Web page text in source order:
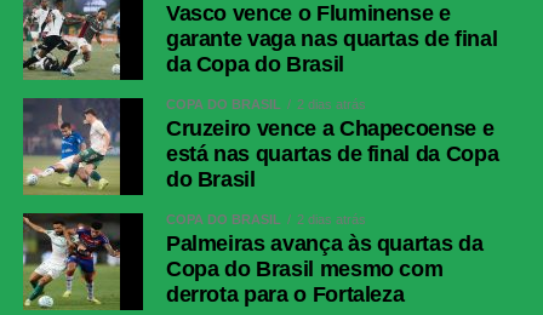
Vasco vence o Fluminense e
garante vaga nas quartas de final
da Copa do Brasil
COPA DO BRASIL 2 dias atrás
Cruzeiro vence a Chapecoense e
está nas quartas de final da Copa
do Brasil
COPA DO BRASIL 2 dias atrás
Palmeiras avança às quartas da
Copa do Brasil mesmo com
derrota para o Fortaleza